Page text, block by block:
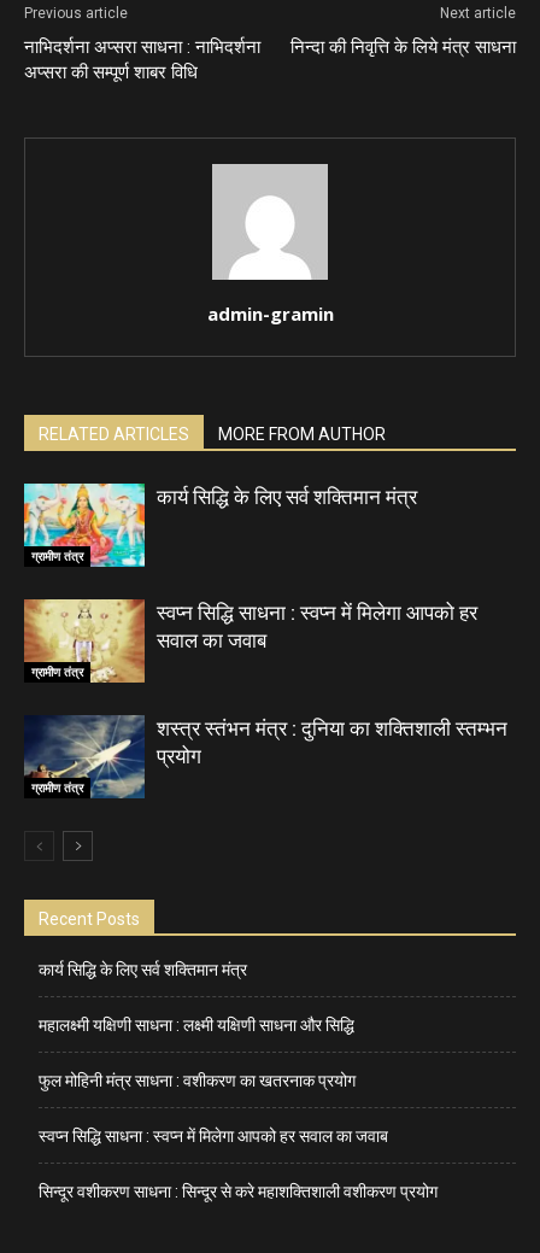
Previous article
नाभिदर्शना अप्सरा साधना : नाभिदर्शना
अप्सरा की सम्पूर्ण शाबर विधि
Next article
निन्दा की निवृत्ति के लिये मंत्र साधना
admin-gramin
RELATED ARTICLES MORE FROM AUTHOR
ग्रामीण तंत्र
कार्य सिद्धि के लिए सर्व शक्तिमान मंत्र
ग्रामीण तंत्र
स्वप्न सिद्धि साधना : स्वप्न में मिलेगा आपको हर
सवाल का जवाब
ग्रामीण तंत्र
शस्त्र स्तंभन मंत्र : दुनिया का शक्तिशाली स्तम्भन
प्रयोग
Recent Posts
कार्य सिद्धि के लिए सर्व शक्तिमान मंत्र
महालक्ष्मी यक्षिणी साधना : लक्ष्मी यक्षिणी साधना और सिद्धि
फुल मोहिनी मंत्र साधना : वशीकरण का खतरनाक प्रयोग
स्वप्न सिद्धि साधना : स्वप्न में मिलेगा आपको हर सवाल का जवाब
सिन्दूर वशीकरण साधना : सिन्दूर से करे महाशक्तिशाली वशीकरण प्रयोग